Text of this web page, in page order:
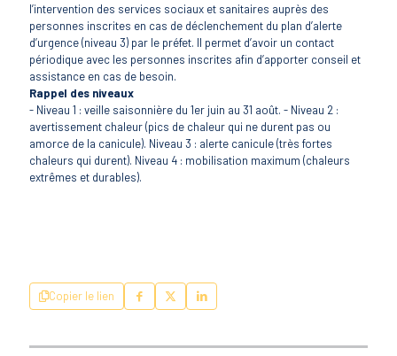
l’intervention des services sociaux et sanitaires auprès des
personnes inscrites en cas de déclenchement du plan d’alerte
d’urgence (niveau 3) par le préfet. Il permet d’avoir un contact
périodique avec les personnes inscrites afin d’apporter conseil et
assistance en cas de besoin.
Rappel des niveaux
- Niveau 1 : veille saisonnière du 1er juin au 31 août. - Niveau 2 :
avertissement chaleur (pics de chaleur qui ne durent pas ou
amorce de la canicule). Niveau 3 : alerte canicule (très fortes
chaleurs qui durent). Niveau 4 : mobilisation maximum (chaleurs
extrêmes et durables).
Copier le lien